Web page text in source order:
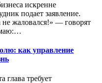
искренне
подает заявление.
жаловался!» — говорят
как управление
глава требует